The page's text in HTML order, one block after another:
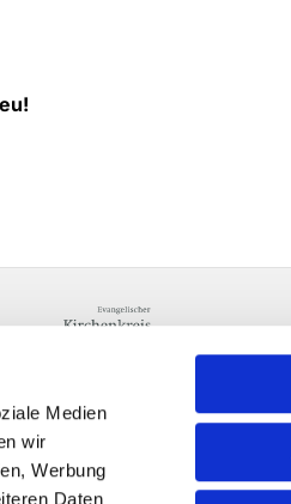
Medien
wir
Werbung
Daten